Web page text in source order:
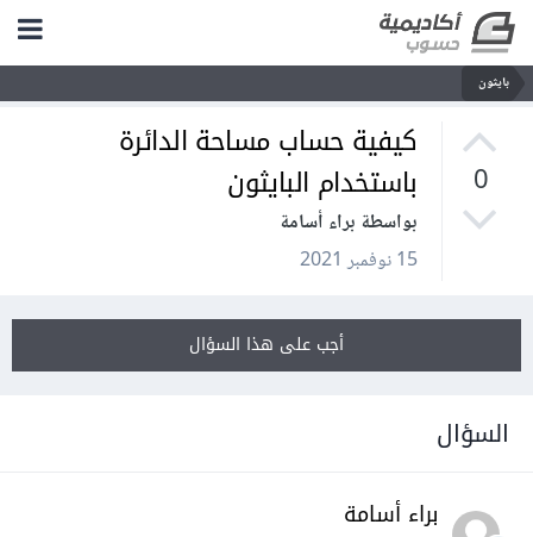
بايثون
0
كيفية حساب مساحة الدائرة
باستخدام البايثون
بواسطة براء أسامة
15 نوفمبر 2021
أجب على هذا السؤال
السؤال
براء أسامة